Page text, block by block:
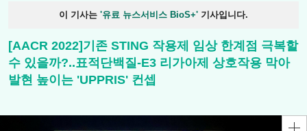
이 기사는 '유료 뉴스서비스 BioS+' 기사입니다.
[AACR 2022]기존 STING 작용제 임상 한계점 극복할
수 있을까?..표적단백질-E3 리가아제 상호작용 막아
발현 높이는 'UPPRIS' 컨셉